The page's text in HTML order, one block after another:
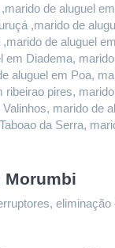
de aluguel
,marido de
de aluguel
em Diadema,
aluguel em Poa,
pires,
marido de
da Serra,
Morumbi